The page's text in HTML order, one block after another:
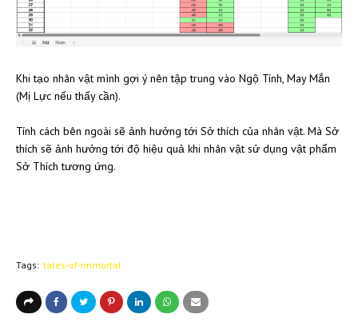
Khi tạo nhân vật mình gợi ý nên tập trung vào Ngộ Tính, May Mắn
(Mị Lực nếu thấy cần).
Tính cách bên ngoài sẽ ảnh hưởng tới Sở thích của nhân vật. Mà Sở
thích sẽ ảnh hưởng tới độ hiệu quả khi nhân vật sử dụng vật phẩm
Sở Thích tương ứng.
Tags: tales-of-immortal